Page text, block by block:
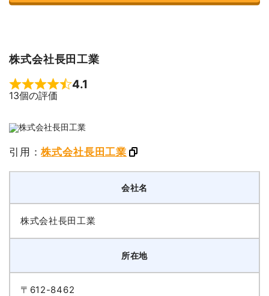
株式会社長田工業
Rated 4.1 out of 5
4.1
13個の評価
引用：株式会社長田工業
会社名
株式会社長田工業
所在地
〒612-8462